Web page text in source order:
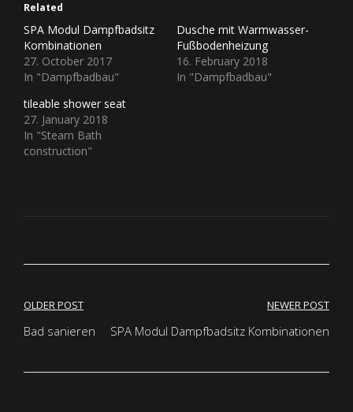
Related
SPA Modul Dampfbadsitz
Kombinationen
27. October 2017
In "Dampfbadbau"
Dusche mit Warmwasser-
Fußbodenheizung
16. February 2018
In "Dampfbadbau"
tileable shower seat
27. January 2018
In "Steam Bath
construction"
Post
navigation
OLDER POST
Bad sanieren
NEWER POST
SPA Modul Dampfbadsitz Kombinationen